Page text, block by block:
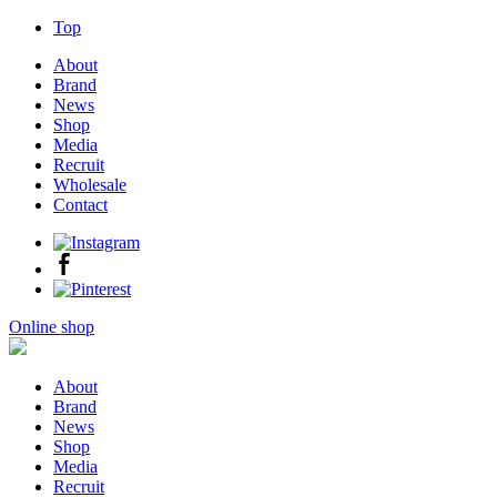
Top
About
Brand
News
Shop
Media
Recruit
Wholesale
Contact
Online shop
About
Brand
News
Shop
Media
Recruit